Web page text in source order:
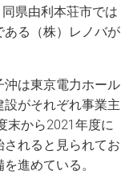
県由利本荘市では
る（株）レノバが
は東京電力ホール
がそれぞれ事業主
末から2021年度に
れると見られてお
進めている。